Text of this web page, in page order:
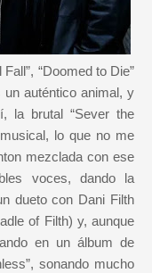
“Doomed to Die”
auténtico animal, y
la brutal “Sever the
lo que no me
mezclada con ese
voces, dando la
dueto con Dani Filth
of Filth) y, aunque
en un álbum de
sonando mucho